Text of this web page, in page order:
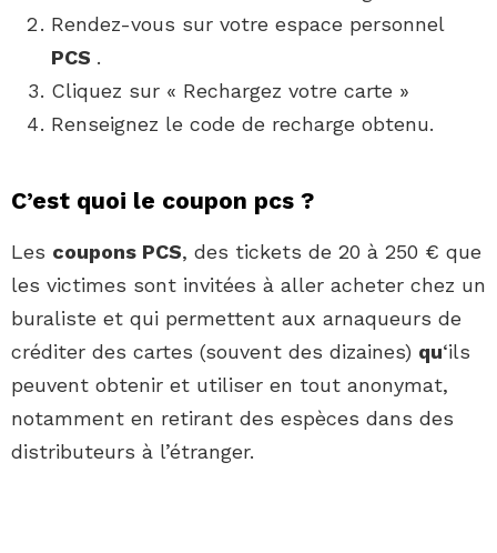
Rendez-vous sur votre espace personnel
PCS .
Cliquez sur « Rechargez votre carte »
Renseignez le code de recharge obtenu.
C’est quoi le coupon pcs ?
Les coupons PCS, des tickets de 20 à 250 € que
les victimes sont invitées à aller acheter chez un
buraliste et qui permettent aux arnaqueurs de
créditer des cartes (souvent des dizaines) qu‘ils
peuvent obtenir et utiliser en tout anonymat,
notamment en retirant des espèces dans des
distributeurs à l’étranger.